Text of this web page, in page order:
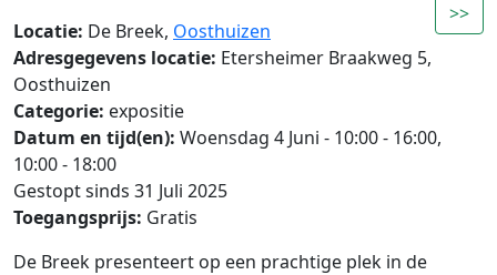
>>
Locatie: De Breek, Oosthuizen
Adresgegevens locatie: Etersheimer Braakweg 5,
Oosthuizen
Categorie: expositie
Datum en tijd(en): Woensdag 4 Juni - 10:00 - 16:00,
10:00 - 18:00
Gestopt sinds 31 Juli 2025
Toegangsprijs: Gratis
De Breek presenteert op een prachtige plek in de